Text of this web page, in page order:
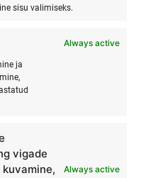
sisu valimiseks.
Always active
ja
vigade
Always active